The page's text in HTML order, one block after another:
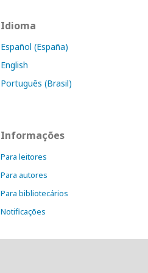
Idioma
Español (España)
English
Português (Brasil)
Informações
Para leitores
Para autores
Para bibliotecários
Notificações